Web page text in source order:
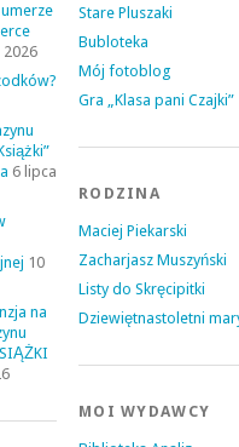
2026
6 lipca
10
na
Stare Pluszaki
Bubloteka
Mój fotoblog
Gra „Klasa pani Czajki”
RODZINA
Maciej Piekarski
Zacharjasz Muszyński
Listy do Skręcipitki
Dziewiętnastoletni
MOI WYDAWCY